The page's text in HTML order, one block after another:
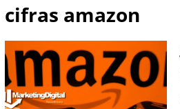
cifras amazon